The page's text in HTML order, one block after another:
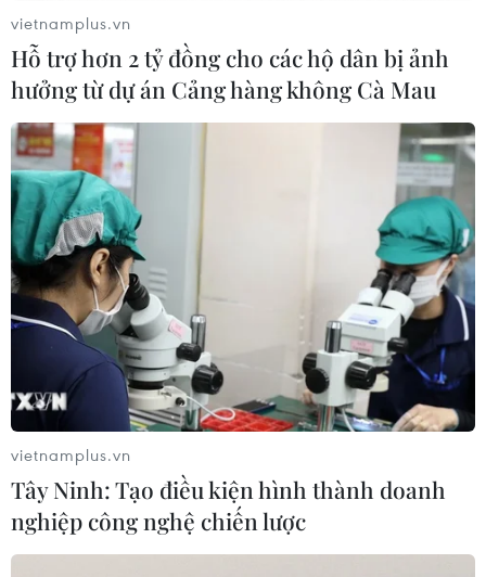
vietnamplus.vn
Hỗ trợ hơn 2 tỷ đồng cho các hộ dân bị ảnh
hưởng từ dự án Cảng hàng không Cà Mau
vietnamplus.vn
Tây Ninh: Tạo điều kiện hình thành doanh
nghiệp công nghệ chiến lược